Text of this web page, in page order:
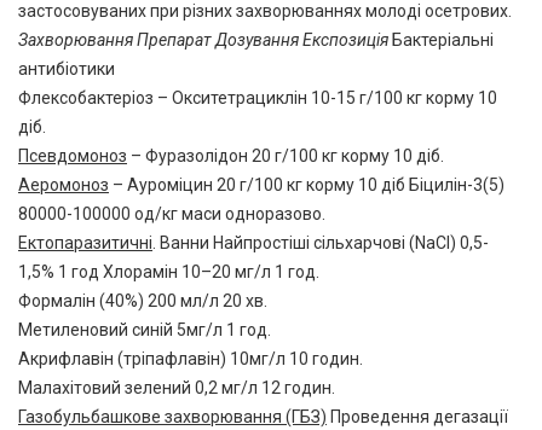
застосовуваних при різних захворюваннях молоді осетрових.
Захворювання Препарат Дозування Експозиція Бактеріальні
антибіотики
Флексобактеріоз – Окситетрациклін 10-15 г/100 кг корму 10
діб.
Псевдомоноз – Фуразолідон 20 г/100 кг корму 10 діб.
Аеромоноз – Ауроміцин 20 г/100 кг корму 10 діб Біцилін-3(5)
80000-100000 од/кг маси одноразово.
Ектопаразитичні. Ванни Найпростіші сільхарчові (NaCl) 0,5-
1,5% 1 год Хлорамін 10–20 мг/л 1 год.
Формалін (40%) 200 мл/л 20 хв.
Метиленовий синій 5мг/л 1 год.
Акрифлавін (тріпафлавін) 10мг/л 10 годин.
Малахітовий зелений 0,2 мг/л 12 годин.
Газобульбашкове захворювання (ГБЗ) Проведення дегазації